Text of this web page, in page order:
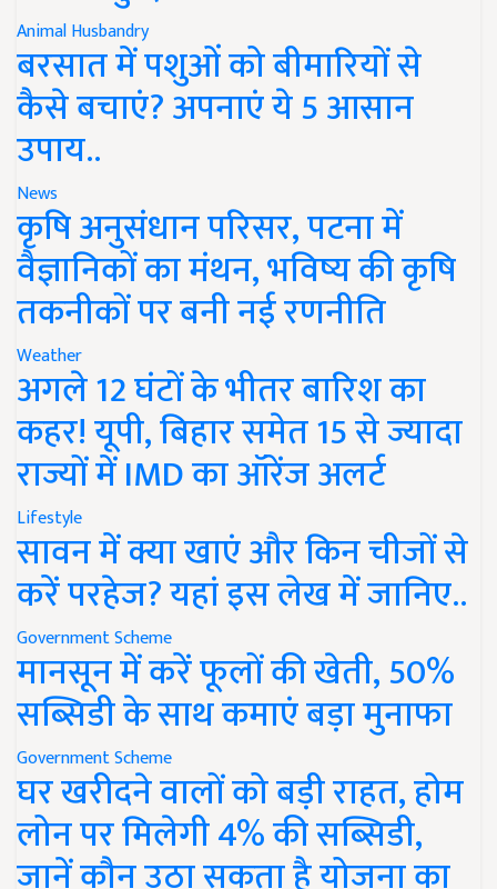
Animal Husbandry
बरसात में पशुओं को बीमारियों से
कैसे बचाएं? अपनाएं ये 5 आसान
उपाय..
News
कृषि अनुसंधान परिसर, पटना में
वैज्ञानिकों का मंथन, भविष्य की कृषि
तकनीकों पर बनी नई रणनीति
Weather
अगले 12 घंटों के भीतर बारिश का
कहर! यूपी, बिहार समेत 15 से ज्यादा
राज्यों में IMD का ऑरेंज अलर्ट
Lifestyle
सावन में क्या खाएं और किन चीजों से
करें परहेज? यहां इस लेख में जानिए..
Government Scheme
मानसून में करें फूलों की खेती, 50%
सब्सिडी के साथ कमाएं बड़ा मुनाफा
Government Scheme
घर खरीदने वालों को बड़ी राहत, होम
लोन पर मिलेगी 4% की सब्सिडी,
जानें कौन उठा सकता है योजना का